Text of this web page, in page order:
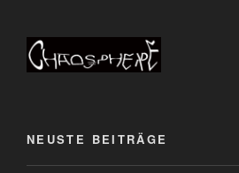
NEUSTE BEITRÄGE